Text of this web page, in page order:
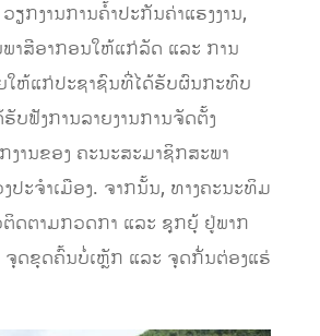
ຽກງານການຄ້ຳປະກັນຄ່າແຮງງານ,
າສີອາກອນໃຫ້ແກ່ລັດ ແລະ ການ
ໃຫ້ແກ່ປະຊາຊົນທີ່ໄດ້ຮັບຜົນກະທົບ
ບຟັງການລາຍງານການຈັດຕັ້ງ
ານຂອງ ຄະນະສະມາຊິກສະພາ
ປະຈຳເມືອງ. ຈາກນັ້ນ, ທາງຄະນະທິມ
ຕິດຕາມກວດກາ ແລະ ຊຸກຍຸ້ ຢູ່ພາກ
ດຂຸດຄົ້ນບໍ່ເຫຼັກ ແລະ ຈຸດກັ່ນຕ່ອງແຮ່